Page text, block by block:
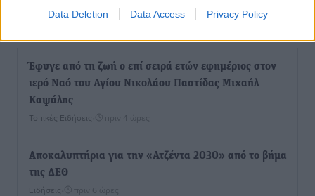
Data Deletion Data Access Privacy Policy
Ροή ειδήσεων
Έφυγε από τη ζωή ο επί σειρά ετών εφημέριος στον
ιερό Ναό του Αγίου Νικολάου Παστίδας Μιχαήλ
Καψάλης
Τοπικές Ειδήσεις πριν 4 ώρες
Αποκαλυπτήρια για την «Ατζέντα 2030» από το βήμα
της ΔΕΘ
Ειδήσεις πριν 6 ώρες